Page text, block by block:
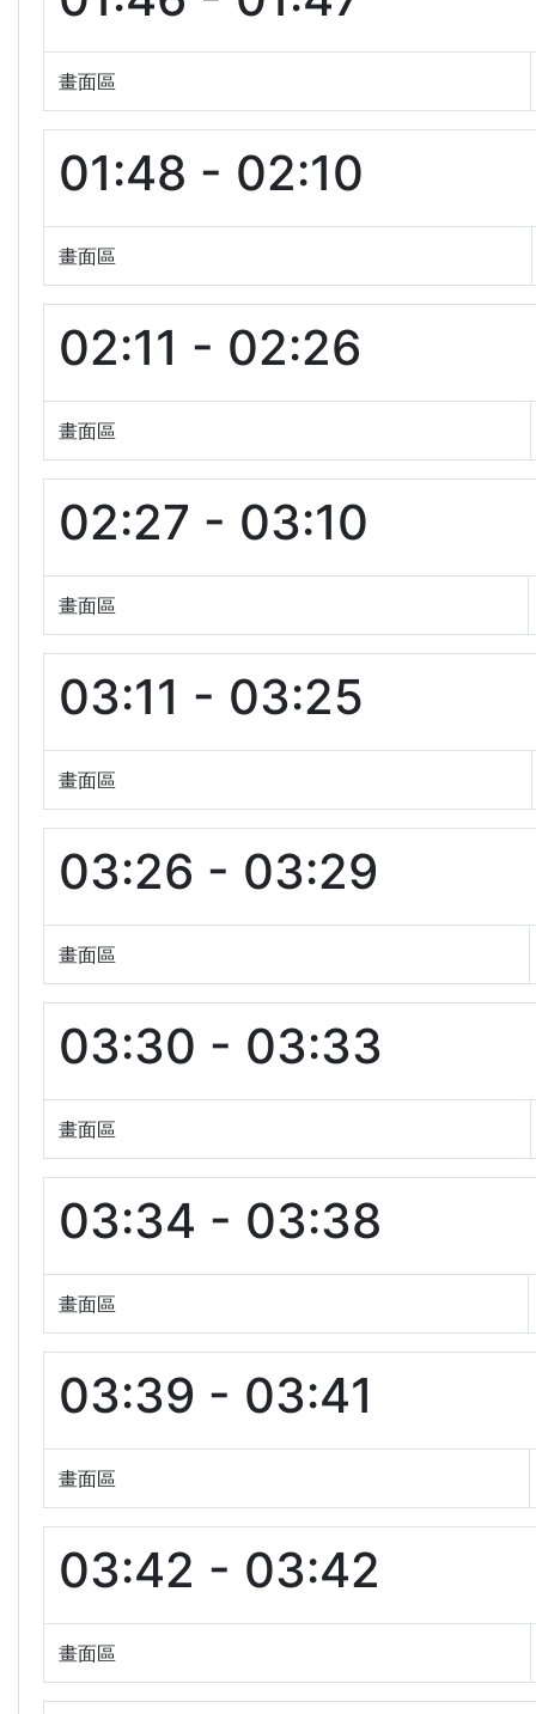
畫面區
01:48 - 02:10
畫面區
02:11 - 02:26
畫面區
02:27 - 03:10
畫面區
03:11 - 03:25
畫面區
03:26 - 03:29
畫面區
03:30 - 03:33
畫面區
03:34 - 03:38
畫面區
03:39 - 03:41
畫面區
03:42 - 03:42
畫面區